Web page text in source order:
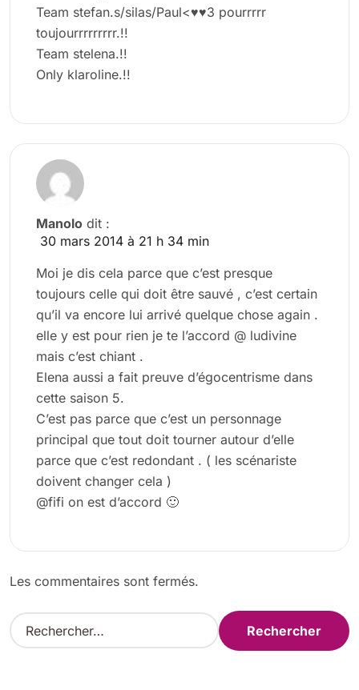
Team stefan.s/silas/Paul<♥♥3 pourrrrr
toujourrrrrrrrr.!!
Team stelena.!!
Only klaroline.!!
Manolo dit :
30 mars 2014 à 21 h 34 min
Moi je dis cela parce que c’est presque
toujours celle qui doit être sauvé , c’est certain
qu’il va encore lui arrivé quelque chose again .
elle y est pour rien je te l’accord @ ludivine
mais c’est chiant .
Elena aussi a fait preuve d’égocentrisme dans
cette saison 5.
C’est pas parce que c’est un personnage
principal que tout doit tourner autour d’elle
parce que c’est redondant . ( les scénariste
doivent changer cela )
@fifi on est d’accord 🙂
Les commentaires sont fermés.
R
e